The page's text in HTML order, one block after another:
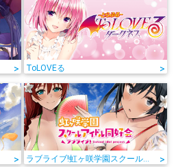
> ToLOVEる >
> ラブライブ!虹ヶ咲学園スクールアイドル同好会 >